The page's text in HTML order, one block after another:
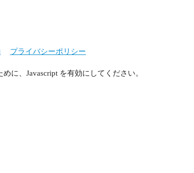
プライバシーポリシー
に、Javascript を有効にしてください。